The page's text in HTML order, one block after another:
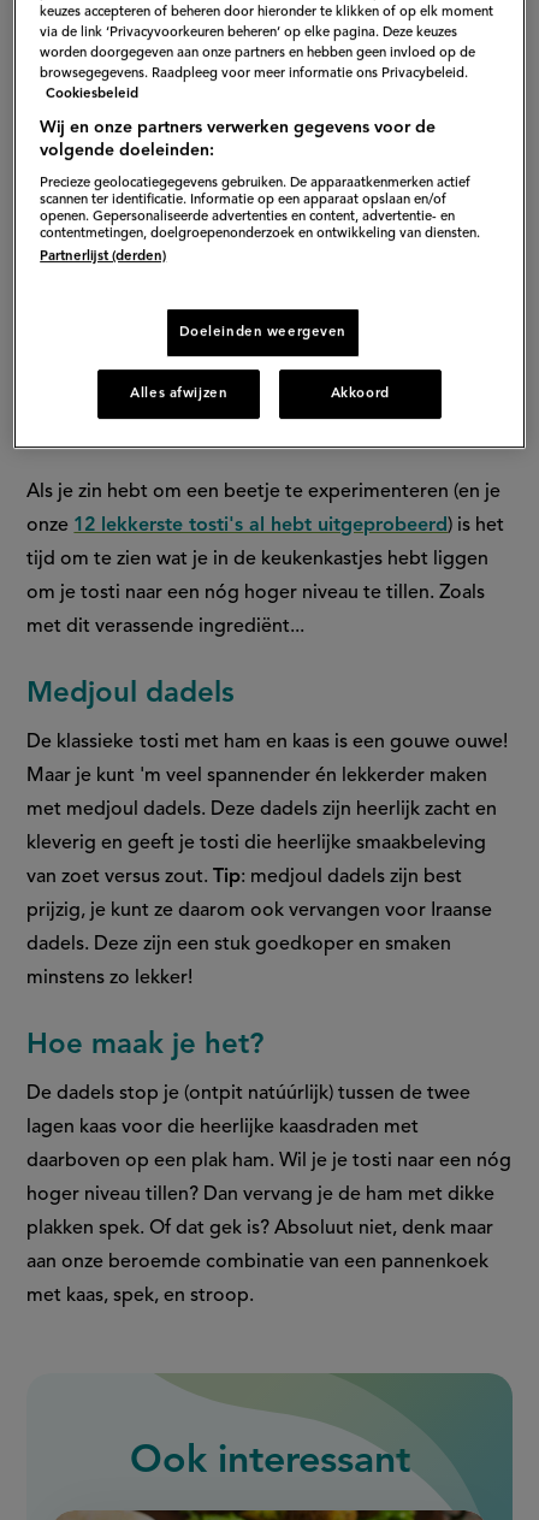
voor
extra
smaak
Als je zin hebt om een beetje te experimenteren (en je
onze 12 lekkerste tosti's al hebt uitgeprobeerd ) is het
tijd om te zien wat je in de keukenkastjes hebt liggen
om je tosti naar een nóg hoger niveau te tillen. Zoals
met dit verassende ingrediënt...
Medjoul dadels
De klassieke tosti met ham en kaas is een gouwe ouwe!
Maar je kunt 'm veel spannender én lekkerder maken
met medjoul dadels. Deze dadels zijn heerlijk zacht en
kleverig en geeft je tosti die heerlijke smaakbeleving
van zoet versus zout.
Tip: medjoul dadels zijn best
prijzig, je kunt ze daarom ook vervangen voor Iraanse
dadels. Deze zijn een stuk goedkoper en smaken
minstens zo lekker!
Hoe maak je het?
De dadels stop je (ontpit natúúrlijk) tussen de twee
lagen kaas voor die heerlijke kaasdraden met
daarboven op een plak ham. Wil je je tosti naar een nóg
hoger niveau tillen? Dan vervang je de ham met dikke
plakken spek. Of dat gek is? Absoluut niet, denk maar
aan onze beroemde combinatie van een pannenkoek
met kaas, spek, en stroop.
Ook interessant
keuzes accepteren of beheren door hieronder te klikken of op elk moment
via de link ‘Privacyvoorkeuren beheren’ op elke pagina. Deze keuzes
worden doorgegeven aan onze partners en hebben geen invloed op de
browsegegevens. Raadpleeg voor meer informatie ons Privacybeleid.
Cookiesbeleid
Wij en onze partners verwerken gegevens voor de
volgende doeleinden:
Precieze geolocatiegegevens gebruiken. De apparaatkenmerken actief
scannen ter identificatie. Informatie op een apparaat opslaan en/of
openen. Gepersonaliseerde advertenties en content, advertentie- en
contentmetingen, doelgroepenonderzoek en ontwikkeling van diensten.
Partnerlijst (derden)
Doeleinden weergeven
Alles afwijzen Akkoord